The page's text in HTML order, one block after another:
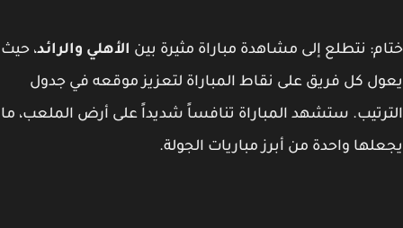
: نتطلع إلى مشاهدة مباراة مثيرة بينالأهلي والرائد، حيث
كل فريق على نقاط المباراة لتعزيز موقعه في جدول
ستشهد المباراة تنافساً شديداً على أرض الملعب، ما
واحدة من أبرز مباريات الجولة.